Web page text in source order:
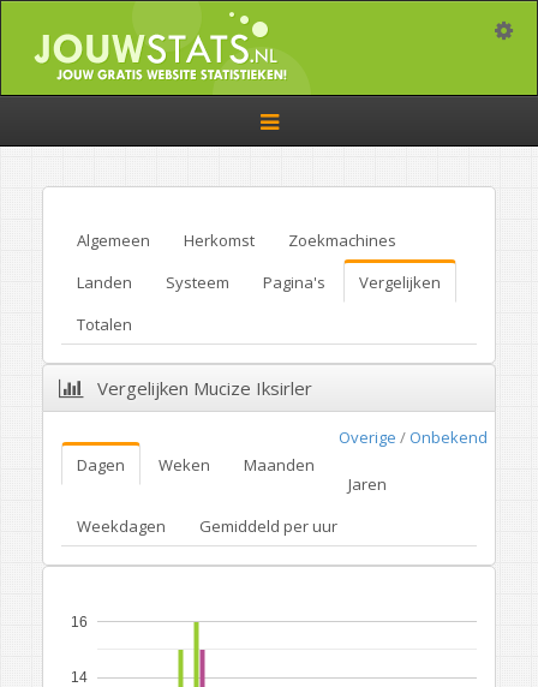
Toggle
navigation
Algemeen Herkomst
Zoekmachines
Landen
Systeem Pagina's
Vergelijken
Totalen
Vergelijken Mucize Iksirler
Overige / Onbekend
Dagen
Weken
Maanden
Jaren
Weekdagen
Gemiddeld per uur
14
16